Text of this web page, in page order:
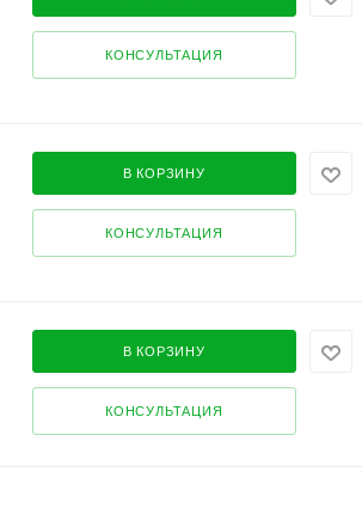
КОНСУЛЬТАЦИЯ
В КОРЗИНУ
КОНСУЛЬТАЦИЯ
В КОРЗИНУ
КОНСУЛЬТАЦИЯ